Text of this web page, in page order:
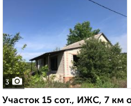
3
Участок 15 сот., ИЖС, 7 км